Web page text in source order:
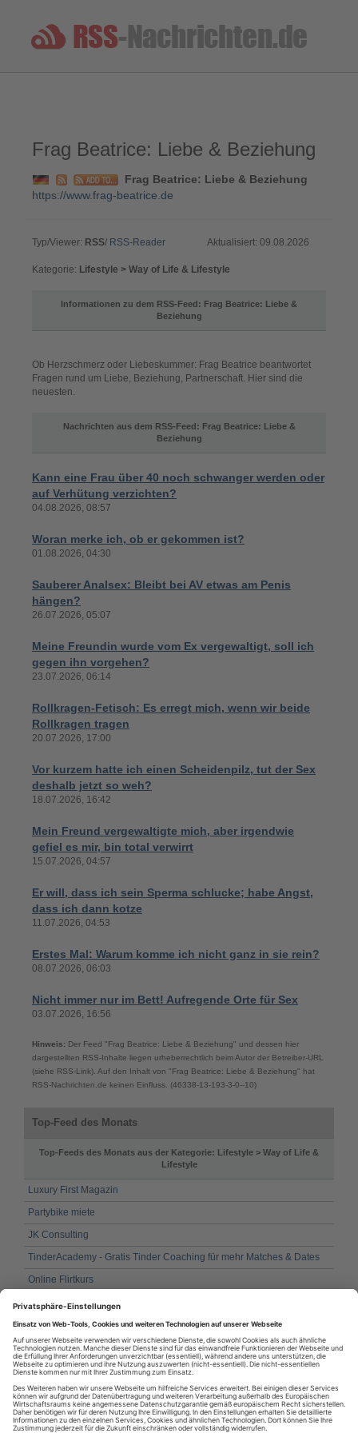
Frag Beatrice: Liebe & Beziehung
Frag Beatrice: Liebe & Beziehung
https://www.frag-beatrice.de
Typ/Viewer: RSS/ RSS-Reader Aktualisiert: 09.08.2026
Kategorie: Lifestyle > Way of Life & Lifestyle
Informationen zu dem RSS-Feed: Frag Beatrice: Liebe &
Beziehung
Ob Herzschmerz oder Liebeskummer: Frag Beatrice beantwortet
Fragen rund um Liebe, Beziehung, Partnerschaft. Hier sind die
neuesten.
Nachrichten aus dem RSS-Feed: Frag Beatrice: Liebe &
Beziehung
Kann eine Frau über 40 noch schwanger werden oder
auf Verhütung verzichten?
04.08.2026, 08:57
Woran merke ich, ob er gekommen ist?
01.08.2026, 04:30
Sauberer Analsex: Bleibt bei AV etwas am Penis
hängen?
26.07.2026, 05:07
Meine Freundin wurde vom Ex vergewaltigt, soll ich
gegen ihn vorgehen?
23.07.2026, 06:14
Rollkragen-Fetisch: Es erregt mich, wenn wir beide
Rollkragen tragen
20.07.2026, 17:00
Vor kurzem hatte ich einen Scheidenpilz, tut der Sex
deshalb jetzt so weh?
18.07.2026, 16:42
Mein Freund vergewaltigte mich, aber irgendwie
gefiel es mir, bin total verwirrt
15.07.2026, 04:57
Er will, dass ich sein Sperma schlucke; habe Angst,
dass ich dann kotze
11.07.2026, 04:53
Erstes Mal: Warum komme ich nicht ganz in sie rein?
08.07.2026, 06:03
Nicht immer nur im Bett! Aufregende Orte für Sex
03.07.2026, 16:56
Hinweis: Der Feed "Frag Beatrice: Liebe & Beziehung" und dessen hier
dargestellten RSS-Inhalte liegen urheberrechtlich beim Autor der Betreiber-URL
(siehe RSS-Link). Auf den Inhalt von "Frag Beatrice: Liebe & Beziehung" hat
RSS-Nachrichten.de keinen Einfluss. (46338-13-193-3-0--10)
Top-Feed des Monats
Top-Feeds des Monats aus der Kategorie: Lifestyle > Way of Life &
Lifestyle
Luxury First Magazin
Partybike miete
JK Consulting
TinderAcademy - Gratis Tinder Coaching für mehr Matches & Dates
Online Flirtkurs
Nice-Magazin.de
Frag Beatrice: Liebe & Beziehung
Transvesiten, Transgender News
GoSee News
Das Frauen-Portal Camelli